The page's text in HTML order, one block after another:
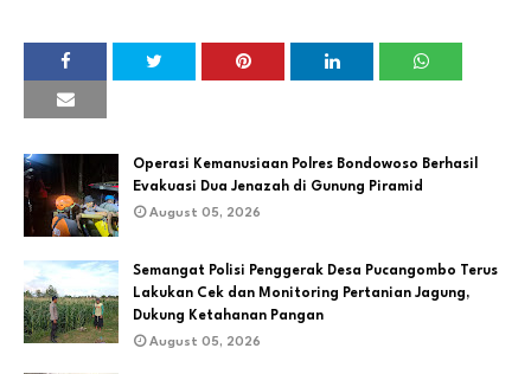
Operasi Kemanusiaan Polres Bondowoso Berhasil
Evakuasi Dua Jenazah di Gunung Piramid
August 05, 2026
Semangat Polisi Penggerak Desa Pucangombo Terus
Lakukan Cek dan Monitoring Pertanian Jagung,
Dukung Ketahanan Pangan
August 05, 2026